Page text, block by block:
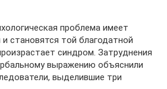
проблема имеет
становятся той благодатной
синдром. Затруднения
выражению объяснили
выделившие три